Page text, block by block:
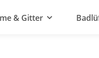
& Gitter